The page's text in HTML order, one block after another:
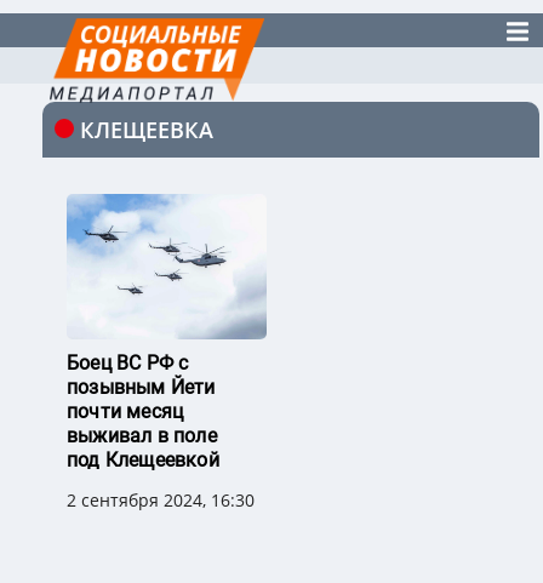
КЛЕЩЕЕВКА
Боец ВС РФ с
позывным Йети
почти месяц
выживал в поле
под Клещеевкой
2 сентября 2024, 16:30